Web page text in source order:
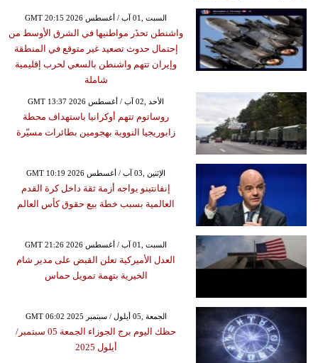
GMT 20:15 2026 السبت ,01 آب / أغسطس
واشنطن تحذَر مواطنيها في الشرق الأوسط من
إحتمال حدوث تصعيد غير متوقع في المنطقة
وإيران تتهم واشنطن بالسعي لحرب إقليمية
شاملة
GMT 13:37 2026 الأحد ,02 آب / أغسطس
روساتوم تتهم أوكرانيا باستهداف محطة
زابوريجيا النووية بهجومين بطائرات مسيّرة
GMT 10:19 2026 الإثنين ,03 آب / أغسطس
إنفانتينو يواجه أزمة ثقة داخل كرة القدم
العالمية بسبب خطة بيع حقوق كأس العالم
GMT 21:26 2026 السبت ,01 آب / أغسطس
العدل الأميركية تعلن القبض على مدير شام
الخيرية بتهمة تمويل حماس
GMT 06:02 2025 الجمعة ,05 أيلول / سبتمبر
حظك اليوم برج الجوزاء الجمعة 05 سبتمبر/
أيلول 2025